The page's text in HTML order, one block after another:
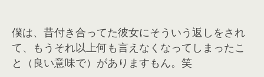
僕は、昔付き合ってた彼女にそういう返しをされ
て、もうそれ以上何も言えなくなってしまったこ
と（良い意味で）がありますもん。笑